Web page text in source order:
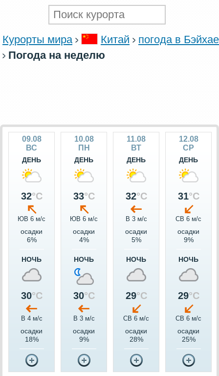
Курорты мира Китай
погода в Бэйхае
Погода на неделю
09.08
ВС
ДЕНЬ
32°C
ЮВ 6 м/c
осадки
6%
НОЧЬ
30°C
В 4 м/c
осадки
18%
10.08
ПН
ДЕНЬ
33°C
ЮВ 6 м/c
осадки
4%
НОЧЬ
30°C
В 3 м/c
осадки
9%
11.08
ВТ
ДЕНЬ
32°C
В 3 м/c
осадки
5%
НОЧЬ
29°C
СВ 6 м/c
осадки
28%
12.08
СР
ДЕНЬ
31°C
СВ 6 м/c
осадки
9%
НОЧЬ
29°C
СВ 6 м/c
осадки
25%